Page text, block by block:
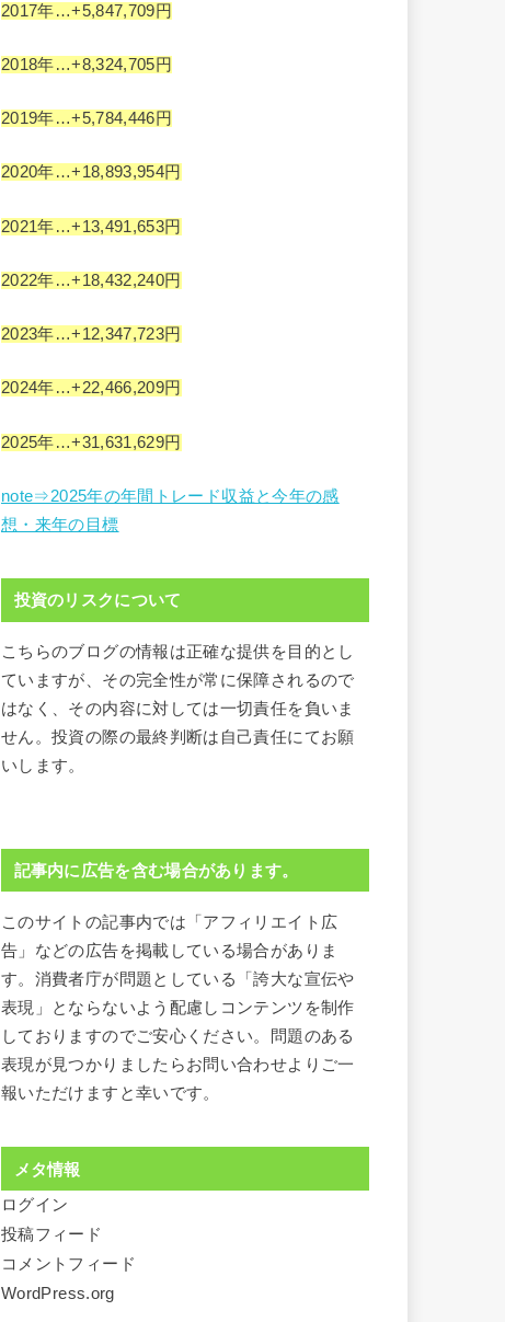
2017年…+5,847,709円
2018年…+8,324,705円
2019年…+5,784,446円
2020年…+18,893,954円
2021年…+13,491,653円
2022年…+18,432,240円
2023年…+12,347,723円
2024年…+22,466,209円
2025年…+31,631,629円
note⇒2025年の年間トレード収益と今年の感
想・来年の目標
投資のリスクについて
こちらのブログの情報は正確な提供を目的とし
ていますが、その完全性が常に保障されるので
はなく、その内容に対しては一切責任を負いま
せん。投資の際の最終判断は自己責任にてお願
いします。
記事内に広告を含む場合があります。
このサイトの記事内では「アフィリエイト広
告」などの広告を掲載している場合がありま
す。消費者庁が問題としている「誇大な宣伝や
表現」とならないよう配慮しコンテンツを制作
しておりますのでご安心ください。問題のある
表現が見つかりましたらお問い合わせよりご一
報いただけますと幸いです。
メタ情報
ログイン
投稿フィード
コメントフィード
WordPress.org